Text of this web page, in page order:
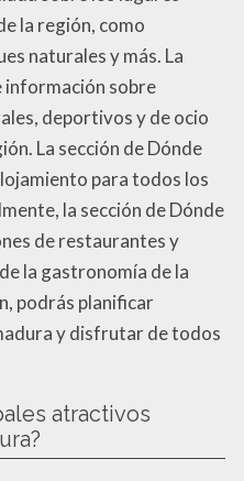
la región, como
naturales y más. La
información sobre
deportivos y de ocio
La sección de Dónde
para todos los
la sección de Dónde
de restaurantes y
la gastronomía de la
podrás planificar
y disfrutar de todos
atractivos